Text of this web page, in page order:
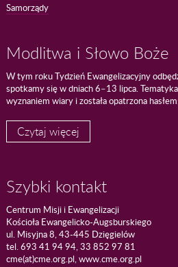
Samorządy
Modlitwa i Słowo Boże
W tym roku Tydzień Ewangelizacyjny
spotkamy się w dniach 6–13 lipca.
wyznaniem wiary i została opatrzona
Czytaj więcej
Szybki kontakt
Centrum Misji i Ewangelizacji
Kościoła Ewangelicko-Augsburskiego
ul. Misyjna 8, 43-445 Dzięgielów
tel. 693 41 94 94, 33 852 97 81
cme(at)cme.org.pl, www.cme.org.pl